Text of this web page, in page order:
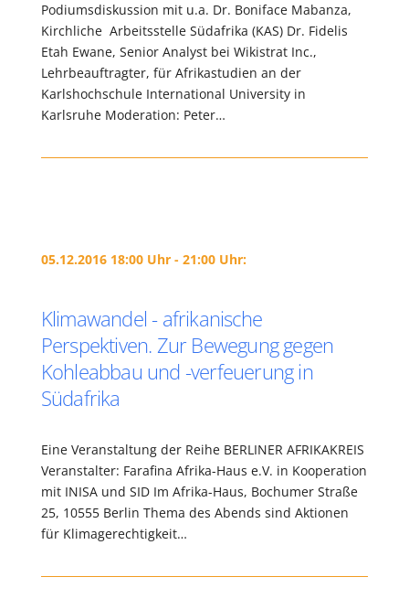
Podiumsdiskussion mit u.a. Dr. Boniface Mabanza,
Kirchliche Arbeitsstelle Südafrika (KAS) Dr. Fidelis
Etah Ewane, Senior Analyst bei Wikistrat Inc.,
Lehrbeauftragter, für Afrikastudien an der
Karlshochschule International University in
Karlsruhe Moderation: Peter…
05.12.2016 18:00 Uhr - 21:00 Uhr:
Klimawandel - afrikanische
Perspektiven. Zur Bewegung gegen
Kohleabbau und -verfeuerung in
Südafrika
Eine Veranstaltung der Reihe BERLINER AFRIKAKREIS
Veranstalter: Farafina Afrika-Haus e.V. in Kooperation
mit INISA und SID Im Afrika-Haus, Bochumer Straße
25, 10555 Berlin Thema des Abends sind Aktionen
für Klimagerechtigkeit…